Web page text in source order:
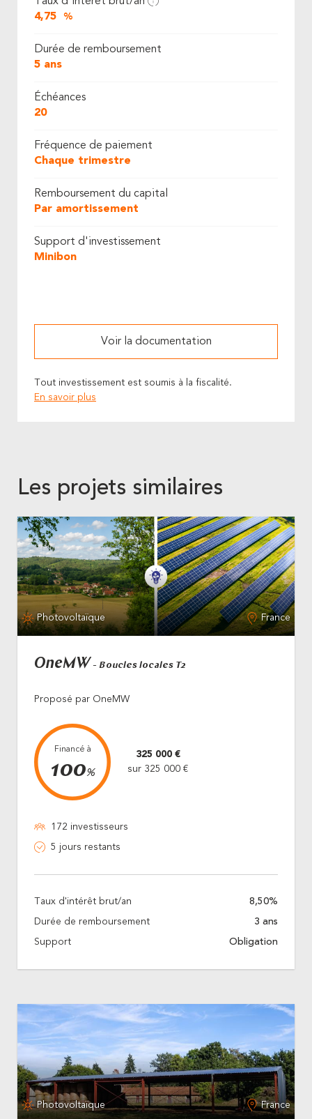
4,75 %
Durée de remboursement
5 ans
Échéances
20
Fréquence de paiement
Chaque trimestre
Remboursement du capital
Par amortissement
Support d'investissement
Minibon
Voir la documentation
Tout investissement est soumis à la fiscalité.
En savoir plus
Les projets similaires
Photovoltaïque France
OneMW - Boucles locales T2
Proposé par OneMW
Financé à
100%
325 000 €
sur 325 000 €
172 investisseurs
5 jours restants
Taux d'intérêt brut/an 8,50%
Durée de remboursement 3 ans
Support Obligation
Photovoltaïque France